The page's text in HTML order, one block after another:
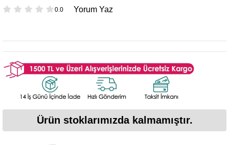
0.0 Yorum Yaz
Ürün stoklarımızda kalmamıştır.